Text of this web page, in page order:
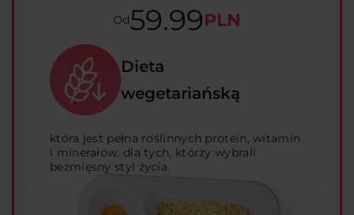
Od59.99PLN
Dieta
wegetariańską
która jest pełna roślinnych protein, witamin
i minerałów, dla tych, którzy wybrali
bezmięsny styl życia.